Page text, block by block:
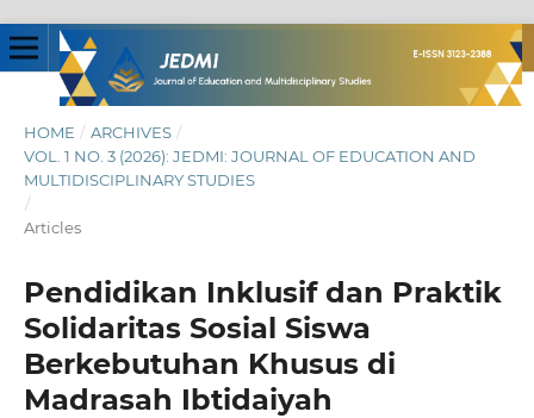
HOME / ARCHIVES /
VOL. 1 NO. 3 (2026): JEDMI: JOURNAL OF EDUCATION AND
MULTIDISCIPLINARY STUDIES
/
Articles
Pendidikan Inklusif dan Praktik
Solidaritas Sosial Siswa
Berkebutuhan Khusus di
Madrasah Ibtidaiyah